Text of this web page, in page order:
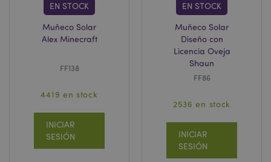
EN STOCK
Muñeco Solar
Alex Minecraft
FF138
4419 en stock
INICIAR
SESIÓN
EN STOCK
Muñeco Solar
Diseño con
Licencia Oveja
Shaun
FF86
2536 en stock
INICIAR
SESIÓN